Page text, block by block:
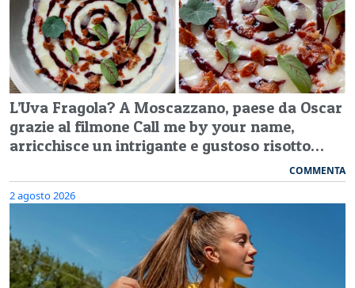
L’Uva Fragola? A Moscazzano, paese da Oscar
grazie al filmone Call me by your name,
arricchisce un intrigante e gustoso risotto…
COMMENTA
2 agosto 2026